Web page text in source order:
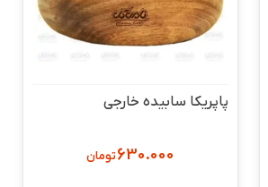
پاپریکا سابیده خارجی
630.000تومان